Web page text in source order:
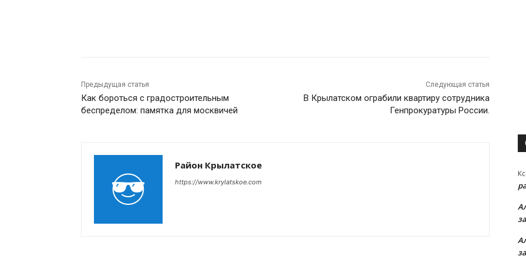
Предыдущая статья
Как бороться с градостроительным
беспределом: памятка для москвичей
Следующая статья
В Крылатском ограбили квартиру сотрудника
Генпрокуратуры России.
Район Крылатское
https://www.krylatskoe.com